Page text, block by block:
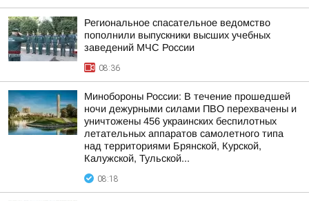
Региональное спасательное ведомство
пополнили выпускники высших учебных
заведений МЧС России
08:36
Минобороны России: В течение прошедшей
ночи дежурными силами ПВО перехвачены и
уничтожены 456 украинских беспилотных
летательных аппаратов самолетного типа
над территориями Брянской, Курской,
Калужской, Тульской...
08:18